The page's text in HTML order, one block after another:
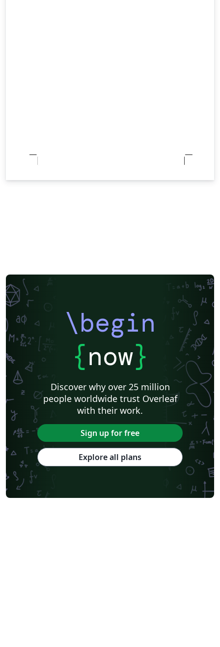
\begin
{now}
Discover why over 25 million
people worldwide trust Overleaf
with their work.
Sign up for free
Explore all plans